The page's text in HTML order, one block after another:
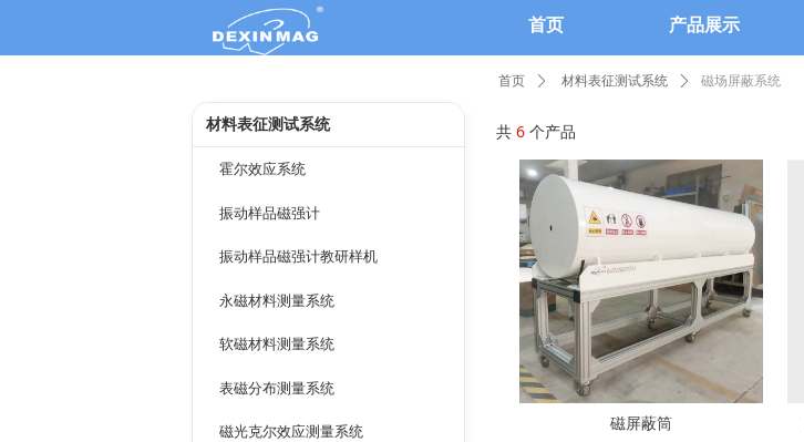
首页 产品展示
共 6 个产品
磁屏蔽筒
首页 ꄲ 材料表征测试系统 ꄲ 磁场屏蔽系统
材料表征测试系统
霍尔效应系统
振动样品磁强计
振动样品磁强计教研样机
永磁材料测量系统
软磁材料测量系统
表磁分布测量系统
磁光克尔效应测量系统